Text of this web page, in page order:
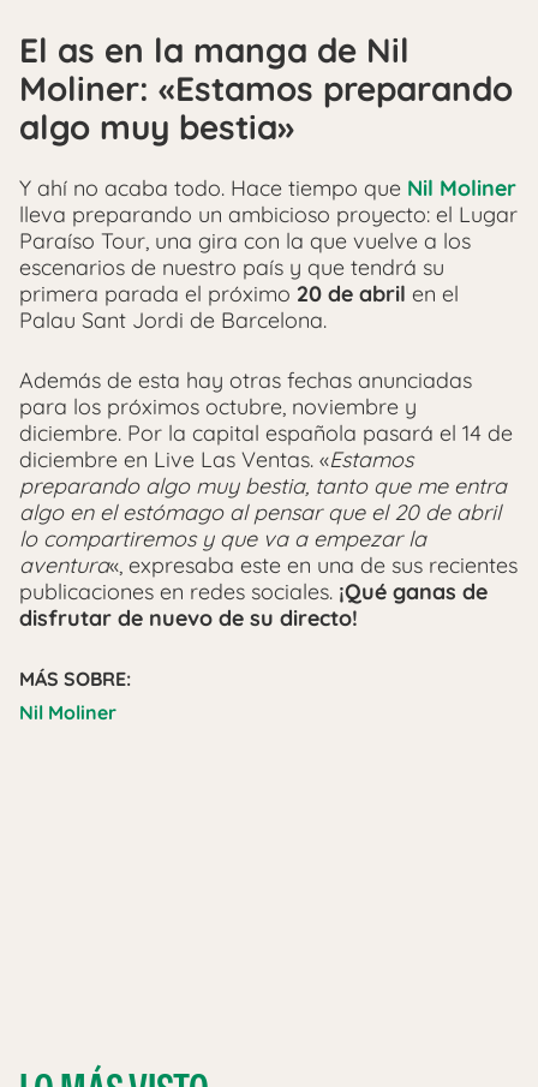
El as en la manga de Nil
Moliner: «Estamos preparando
algo muy bestia»
Y ahí no acaba todo. Hace tiempo que Nil Moliner
lleva preparando un ambicioso proyecto: el Lugar
Paraíso Tour, una gira con la que vuelve a los
escenarios de nuestro país y que tendrá su
primera parada el próximo 20 de abril en el
Palau Sant Jordi de Barcelona.
Además de esta hay otras fechas anunciadas
para los próximos octubre, noviembre y
diciembre. Por la capital española pasará el 14 de
diciembre en Live Las Ventas. «Estamos
preparando algo muy bestia, tanto que me entra
algo en el estómago al pensar que el 20 de abril
lo compartiremos y que va a empezar la
aventura«, expresaba este en una de sus recientes
publicaciones en redes sociales. ¡Qué ganas de
disfrutar de nuevo de su directo!
MÁS SOBRE:
Nil Moliner